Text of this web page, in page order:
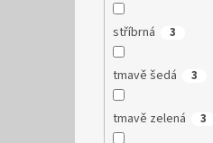
stříbrná 3
tmavě šedá 3
tmavě zelená 3